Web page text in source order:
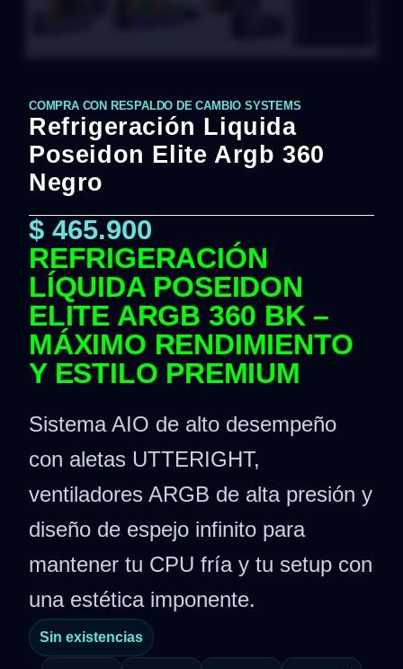
COMPRA CON RESPALDO DE CAMBIO SYSTEMS
Refrigeración Liquida
Poseidon Elite Argb 360
Negro
$ 465.900
REFRIGERACIÓN
LÍQUIDA POSEIDON
ELITE ARGB 360 BK –
MÁXIMO RENDIMIENTO
Y ESTILO PREMIUM
Sistema AIO de alto desempeño
con aletas UTTERIGHT,
ventiladores ARGB de alta presión y
diseño de espejo infinito para
mantener tu CPU fría y tu setup con
una estética imponente.
Sin existencias